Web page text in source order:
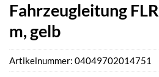
Fahrzeugleitung
m, gelb
Artikelnummer: 04049702014751